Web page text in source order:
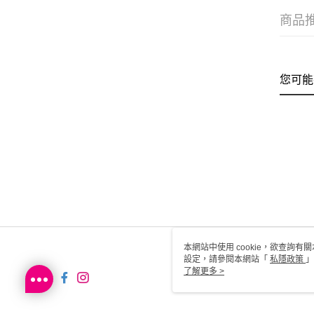
商品
您可
本網站中使用 cookie，欲查詢有
設定，請參閱本網站「 私隱政策
用 cookie。
了解更多 >